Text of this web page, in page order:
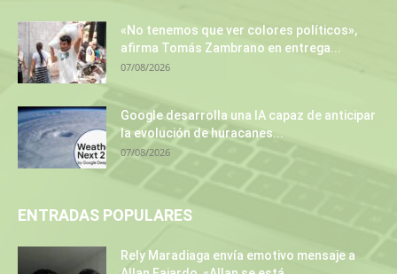
«No tenemos que ver colores políticos»,
afirma Tomás Zambrano en entrega...
07/08/2026
Google desarrolla una IA capaz de anticipar
la evolución de huracanes...
07/08/2026
ENTRADAS POPULARES
Rely Maradiaga envía emotivo mensaje a